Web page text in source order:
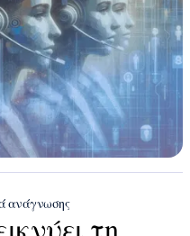
ανάγνωσης
τη